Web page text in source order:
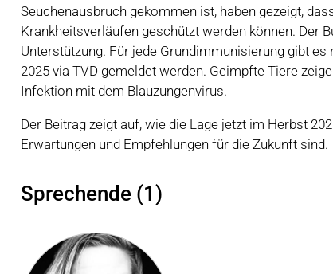
Seuchenausbruch gekommen ist, haben gezeigt,
Krankheitsverläufen geschützt werden können. Der
Unterstützung. Für jede Grundimmunisierung gibt
2025 via TVD gemeldet werden. Geimpfte Tiere
Infektion mit dem Blauzungenvirus.
Der Beitrag zeigt auf, wie die Lage jetzt im Herbst
Erwartungen und Empfehlungen für die Zukunft sind.
Sprechende (1)